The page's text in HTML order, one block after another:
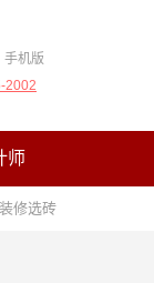
手机版
2002
师
装修选砖